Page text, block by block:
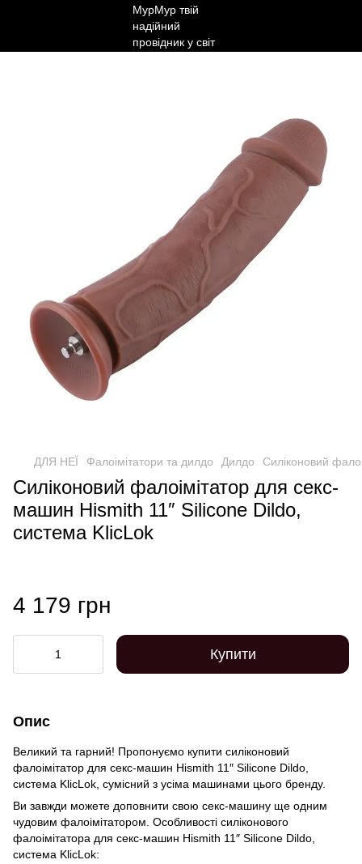
ДЛЯ НЕЇ Фалоімітатори та дилдо Дилдо Силіконовий
Силіконовий фалоімітатор для секс-
машин Hismith 11″ Silicone Dildo,
система KlicLok
4 179 грн
Купити
Опис
Великий та гарний! Пропонуємо купити силіконовий
фалоімітатор для секс-машин Hismith 11″ Silicone Dildo,
система KlicLok, сумісний з усіма машинами цього бренду.
Ви завжди можете доповнити свою секс-машину ще одним
чудовим фалоімітатором. Особливості силіконового
фалоімітатора для секс-машин Hismith 11″ Silicone Dildo,
система KlicLok: